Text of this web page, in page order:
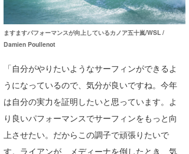
ますますパフォーマンスが向上しているカノア五十嵐/WSL /
Damien Poullenot
「自分がやりたいようなサーフィンができるよ
うになっているので、気分が良いですね。今年
は自分の実力を証明したいと思っています。よ
り良いパフォーマンスでサーフィンをもっと向
上させたい。だからこの調子で頑張りたいで
す。ライアンが、メディーナを倒したとき、気